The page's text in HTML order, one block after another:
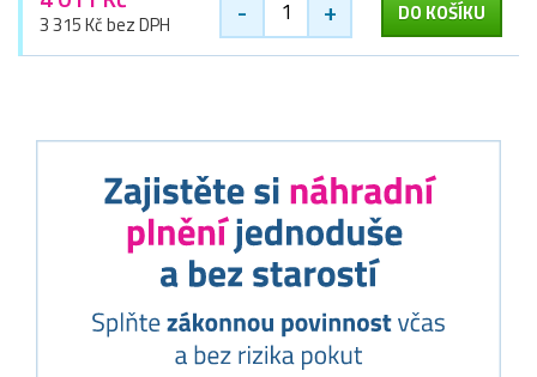
3 315 Kč bez DPH - + DO KOŠÍKU